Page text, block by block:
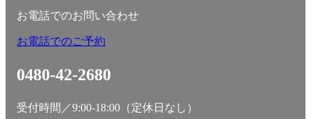
お電話でのお問い合わせ
お電話でのご予約
0480-42-2680
受付時間／9:00-18:00（定休日なし）